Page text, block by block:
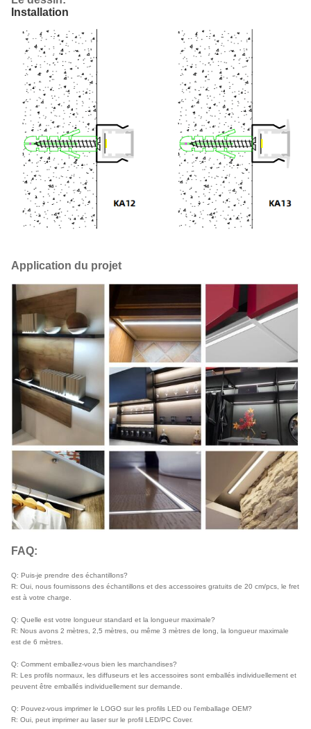
Installation
Application du projet
FAQ:
Q: Puis-je prendre des échantillons?
R: Oui, nous fournissons des échantillons et des accessoires gratuits de 20 cm/pcs, le fret
est à votre charge.
Q: Quelle est votre longueur standard et la longueur maximale?
R: Nous avons 2 mètres, 2,5 mètres, ou même 3 mètres de long, la longueur maximale
est de 6 mètres.
Q: Comment emballez-vous bien les marchandises?
R: Les profils normaux, les diffuseurs et les accessoires sont emballés individuellement et
peuvent être emballés individuellement sur demande.
Q: Pouvez-vous imprimer le LOGO sur les profils LED ou l'emballage OEM?
R: Oui, peut imprimer au laser sur le profil LED/PC Cover.